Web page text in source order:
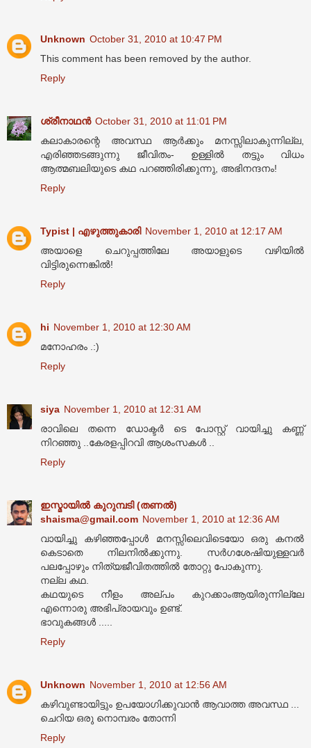
Unknown October 31, 2010 at 10:47 PM
This comment has been removed by the author.
Reply
ശ്രീനാഥന്‍ October 31, 2010 at 11:01 PM
കലാകാരന്റെ അവസ്ഥ ആർക്കും മനസ്സിലാകുന്നില്ല,
എരിഞ്ഞടങ്ങുന്നു ജീവിതം- ഉള്ളിൽ തട്ടും വിധം
ആത്മബലിയുടെ കഥ പറഞ്ഞിരിക്കുന്നു, അഭിനന്ദനം!
Reply
Typist | എഴുത്തുകാരി November 1, 2010 at 12:17 AM
അയാളെ ചെറുപ്പത്തിലേ അയാളുടെ വഴിയിൽ
വിട്ടിരുന്നെങ്കിൽ!
Reply
hi November 1, 2010 at 12:30 AM
മനോഹരം .:)
Reply
siya November 1, 2010 at 12:31 AM
രാവിലെ തന്നെ ഡോക്ടര്‍ ടെ പോസ്റ്റ്‌ വായിച്ചു കണ്ണ്
നിറഞ്ഞു ..കേരളപ്പിറവി ആശംസകള്‍ ..
Reply
ഇസ്മായില്‍ കുറുമ്പടി (തണല്‍)
shaisma@gmail.com November 1, 2010 at 12:36 AM
വായിച്ചു കഴിഞ്ഞപ്പോള്‍ മനസ്സിലെവിടെയോ ഒരു കനല്‍
കെടാതെ നിലനില്‍ക്കുന്നു. സര്‍ഗശേഷിയുള്ളവര്‍
പലപ്പോഴും നിത്യജീവിതത്തില്‍ തോറ്റു പോകുന്നു.
നല്ല കഥ.
കഥയുടെ നീളം അല്പം കുറക്കാംആയിരുന്നില്ലേ
എന്നൊരു അഭിപ്രായവും ഉണ്ട്.
ഭാവുകങ്ങള്‍ .....
Reply
Unknown November 1, 2010 at 12:56 AM
കഴിവുണ്ടായിട്ടും ഉപയോഗിക്കുവാന്‍ ആവാത്ത അവസ്ഥ ...
ചെറിയ ഒരു നൊമ്പരം തോന്നി
Reply